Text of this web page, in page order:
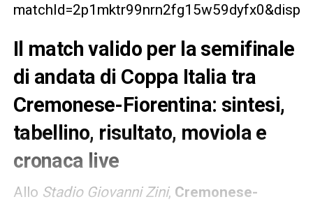
Il match valido per la semifinale
di andata di Coppa Italia tra
Cremonese-Fiorentina: sintesi,
tabellino, risultato, moviola e
cronaca live
Allo Stadio Giovanni Zini, Cremonese-